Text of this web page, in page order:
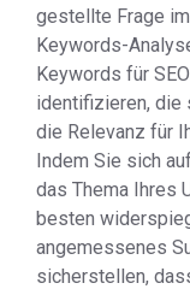
gestellte Frage
Keywords-
Keywords für
identifizieren, die
die Relevanz für
Indem Sie sich
das Thema Ihres
besten
angemessenes
sicherstellen,